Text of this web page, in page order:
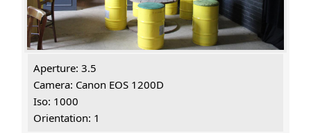
Aperture: 3.5
Camera: Canon EOS 1200D
Iso: 1000
Orientation: 1